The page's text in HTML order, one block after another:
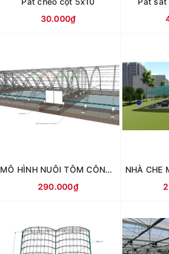
30.000₫
MÔ HÌNH NUÔI TÔM CÔNG NGHỆ CAO TRONG NHÀ MÀNG
290.000₫